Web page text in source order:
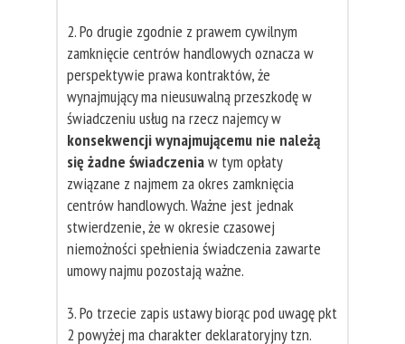
2. Po drugie zgodnie z prawem cywilnym
zamknięcie centrów handlowych oznacza w
perspektywie prawa kontraktów, że
wynajmujący ma nieusuwalną przeszkodę w
świadczeniu usług na rzecz najemcy w
konsekwencji wynajmującemu nie należą
się żadne świadczeniaw tym opłaty
związane z najmem za okres zamknięcia
centrów handlowych. Ważne jest jednak
stwierdzenie, że w okresie czasowej
niemożności spełnienia świadczenia zawarte
umowy najmu pozostają ważne.
3. Po trzecie zapis ustawy biorąc pod uwagę pkt
2 powyżej ma charakter deklaratoryjny tzn.